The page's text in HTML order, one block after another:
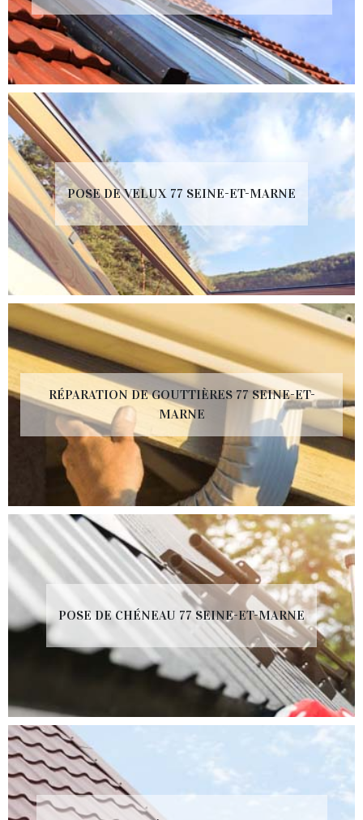
POSE DE VELUX 77 SEINE-ET-MARNE
RÉPARATION DE GOUTTIÈRES 77 SEINE-ET-
MARNE
POSE DE CHÉNEAU 77 SEINE-ET-MARNE